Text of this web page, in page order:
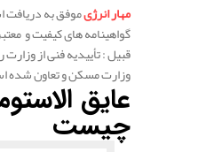
مهار انرژیموفق به دریافت
گواهینامه های کیفیت و
قبیل : تأییدیه فنی از
وزارت مسکن و تعاون شده
عایق
چیست